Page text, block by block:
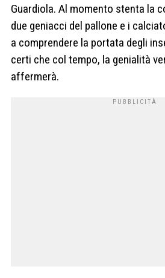
Guardiola. Al momento stenta la
due geniacci del pallone e i
a comprendere la portata degli
certi che col tempo, la genialità
affermerà.